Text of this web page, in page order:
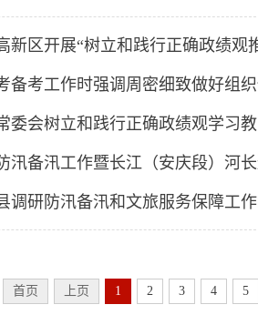
首页 上页 1 2 3 4 5